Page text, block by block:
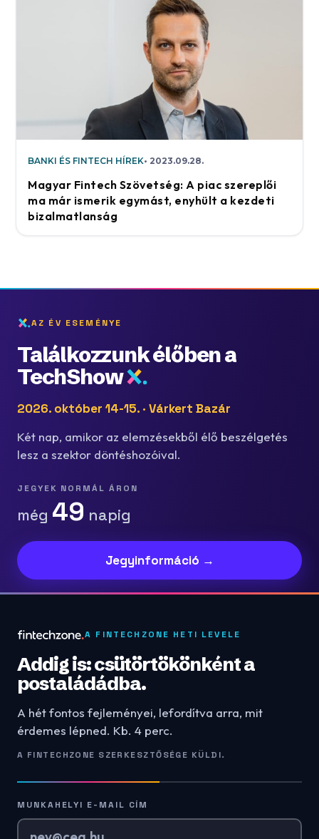
BANKI ÉS FINTECH HÍREK 2023.09.28.
Magyar Fintech Szövetség: A piac szereplői
ma már ismerik egymást, enyhült a kezdeti
bizalmatlanság
AZ ÉV ESEMÉNYE
Találkozzunk élőben a
TechShow
2026. október 14-15. · Várkert Bazár
Két nap, amikor az elemzésekből élő beszélgetés
lesz a szektor döntéshozóival.
JEGYEK NORMÁL ÁRON
még 49 napig
Jegyinformáció →
A FINTECHZONE HETI LEVELE
Addig is: csütörtökönként a
postaládádba.
A hét fontos fejleményei, lefordítva arra, mit
érdemes lépned. Kb. 4 perc.
A FINTECHZONE SZERKESZTŐSÉGE KÜLDI.
MUNKAHELYI E-MAIL CÍM